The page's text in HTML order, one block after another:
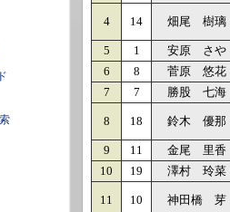
4 14 畑尾 樹璃
5 1 安原 さや
6
8 菅原 悠花
7
7 勝股 七海
8 18 鈴木 優那
9 11 金尾 里香
10
19 澤村 玲菜
11 10 神田橋 芽